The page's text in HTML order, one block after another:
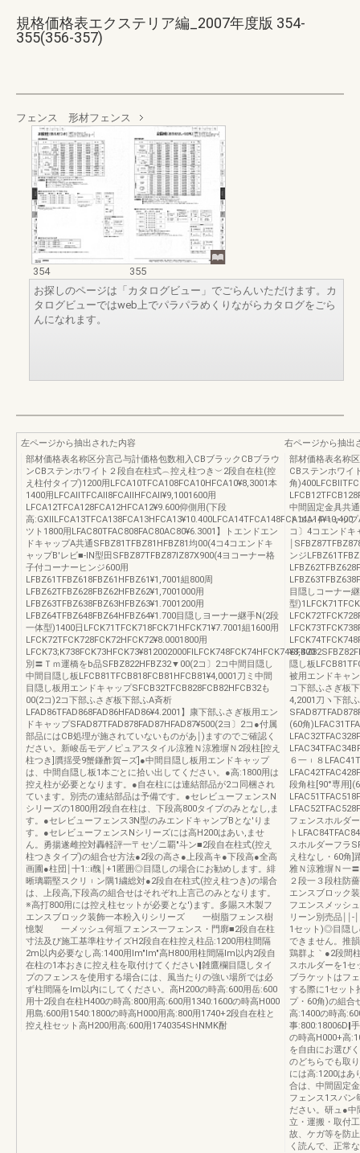
規格価格表エクステリア編_2007年度版 354-
355(356-357)
フェンス 形材フェンス
354
355
お探しのページは「カタログビュー」でごらんいただけます。カ
タログビューではweb上でパラパラめくりながらカタログをごら
んになれます。
左ページから抽出された内容
部材価格表名称区分言己与計価格包数相入CBブラックCBブラウ
ンCBステンホワイト２段自在柱式︵控え柱つき︶2段自在柱(控
え柱付タイプ)1200用LFCA10TFCA108FCA10HFCA10¥8,3001本
1400用LFCAllTFCAll8FCAllHFCAll¥9,1001600用
LFCA12TFCA128FCA12HFCA12¥9.600仰側用(下段
高:GXllLFCA13TFCA138FCA13HFCA13¥10.400LFCA14TFCA148FCA14A14¥10,400
ツト1800用LFAC80TFAC808FAC80AC80¥6.3001】トエンドエン
ドキャップA共通SFBZ81TFBZ81HFBZ81均00(4コ4コエンドキ
ャップB'レビ■-lN型田SFBZ87TFBZ87IZ87X900(4ヨコーナー格
子付コーナーヒンジ600用
LFBZ61TFBZ618FBZ61HFBZ61¥1,7001組800周
LFBZ62TFBZ628FBZ62HFBZ62¥1,7001000用
LFBZ63TFBZ638FBZ63HFBZ63¥1.7001200用
LFBZ64TFBZ648FBZ64HFBZ64¥1.700目隠しヨーナー継手N(2段
一体型)1400日LFCK71TFCK718FCK71HFCK71¥7.7001組1600用
LFCK72TFCK728FCK72HFCK72¥8.0001800用
LFCK73;K738FCK73HFCK73¥812002000FlLFCK748FCK74HFCK74¥8,400
別〓Ｔｍ運橋をb品SFBZ822HFBZ32▼00(2コ〕2コ中間目隠し
中間目隠し板LFCB81TFCB818FCB81HFCB81¥4,0001刀ミ中間
目隠し板用エンドキャップSFCB32TFCB828FCB82HFCB32も
00(2コ)2コ下部ふさぎ板下部ふA斉析
LFAD86TFAD868FAD86HFAD86¥4.2001】康下部ふさぎ板用エン
ドキャップSFAD87TFAD878FAD87HFAD87¥500(2ヨ〕2コ●付属
部品にはCB処理が施されていないものがあ￨)ますのでご確認く
ださい。新峻岳モデノピュアスタイル涼雅Ｎ涼雅塀Ｎ2段柱[控え
柱つき]贋揺受9蟹鎌酢賀―ズ]●中間目隠し板用エンドキャップ
は、中間自隠し板1本ごとに拾い出してください。●高:1800用は
控え柱が必要となります。●自在柱には連結部品が2コ同梱され
ています。別売の連結部品は予備です。●セレビューフェンスN
シリーズの1800用2段自在柱は、下段高800タイプのみとなし,ま
す。●セレビューフェンス3N型のみエンドキャンプBとな'りま
す。●セレビューフェンスNシリーズには高H200はあい,ませ
ん。勇揚遂雌控対轟軽評一〒セゾニ覇″斗ン■2段自在柱式(控え
柱つきタイプ)の組合せ方法●2段の高さ●上段高キ●下段高●全高
画圃●柱団￨十1::i醜￨+1匿囲◎目隠しの場合にお勧めします。緋
晰璃覇堅スクリ︲ン隅1繍総対●2段自在柱式(控え柱つき)の場合
は、上段高,下段高の組合せはそれぞれ上言己のみとなります。
※高打800用には控え柱セットが必要とな')ます。多賜ス木製フ
エンスブロック装飾一本粉入りシリーズ 一樹脂フェンス樹
憶製 一メッシュ何垣フェンス一フェンス・門廓■2段自在柱
寸法及び施工基準柱サイズH2段自在柱控え柱品:1200用柱間隔
2m以内必要なし高:1400用lm"lm"高H800用柱間隔lm以内2段自
在柱の1本おきに控え柱を取付けてください‖雑鷹欄目隠しタイ
プのフェンスを使用する場合には、風当たりの強い場所では必
ず柱間隔をlm以内にしてください。高H200の時高:600用岳:600
用十2段自在柱H400の時高:800用高:600用1340:1600の時高H000
用島:600用1540:1800の時高H000用高:800用1740+2段自在柱と
控え柱セット高H200用高:600用1740354SHNMK酎
右ページから抽出
部材価格表名称
CBステンホワイ
角
中間固定金具共
トエンド≒ャップ
コ〕4コエンドキ
￨
ンジ
目隠しコーナー
型
隠し板
被用エンドキャ
コ下部ふさぎ板
4,2001刀ヽ下部
(60角
６一︲８
段角柱[90°専用
フェンスホルダ
ト
スホルダーフラ
え柱なし・60角]
雅Ｎ涼雅塀Ｎ一
２段一３段柱防
エンスブロック
フエンスメッシ
リーン別売品￨￨‐
1セット)◎目隠
できません。推
鶏群よ｀●2段間
スホルダーを1セ
ブラケットはフ
する際に1セット
プ・60角)の組合
高:1400の時高
事:800:18006D‖
の時高H000+高
を自由にお選び
のどちらでも取
には高:1200はあ
合は、中間固定
フェンス1スパン
ださい。研ュ●
立・運搬・取付
故、ケガ等を防
く読んで、正常